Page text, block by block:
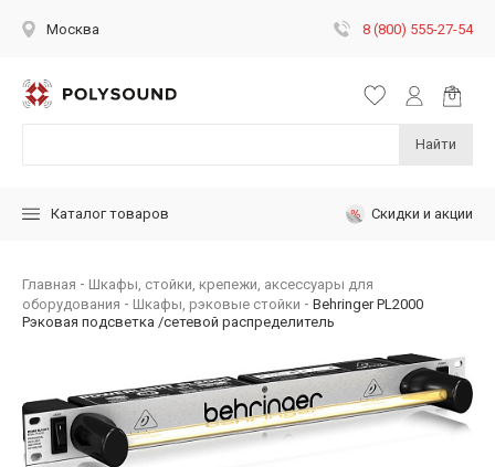
Москва 8 (800) 555-27-54
Найти
Каталог товаров Скидки и акции
Главная
Шкафы, стойки, крепежи, аксессуары для
оборудования
Шкафы, рэковые стойки
Behringer PL2000
Рэковая подсветка /сетевой распределитель